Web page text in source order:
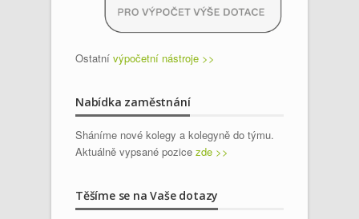
Ostatní výpočetní nástroje >>
Nabídka zaměstnání
Sháníme nové kolegy a kolegyně do týmu.
Aktuálně vypsané pozice zde >>
Těšíme se na Vaše dotazy